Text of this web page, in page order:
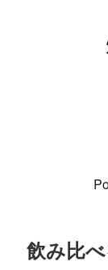
飲み比